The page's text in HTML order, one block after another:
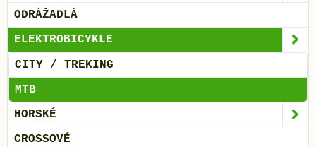
ODRÁŽADLÁ
ELEKTROBICYKLE
CITY / TREKING
MTB
HORSKÉ
CROSSOVÉ